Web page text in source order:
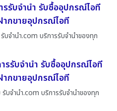
รับจำนำ รับซื้ออุปกรณ์ไอที
ากขายอุปกรณ์ไอที
บจํานํา.com บริการรับจำนำของทุก
รรับจำนำ รับซื้ออุปกรณ์ไอที
ากขายอุปกรณ์ไอที
บจํานํา.com บริการรับจำนำของทุก